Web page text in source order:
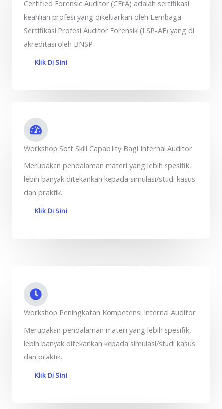
Certified Forensic Auditor (CFrA) adalah sertifikasi
keahlian profesi yang dikeluarkan oleh Lembaga
Sertifikasi Profesi Auditor Forensik (LSP-AF) yang di
akreditasi oleh BNSP
Klik Di Sini
Workshop Soft Skill Capability Bagi Internal Auditor
Merupakan pendalaman materi yang lebih spesifik,
lebih banyak ditekankan kepada simulasi/studi kasus
dan praktik.
Klik Di Sini
Workshop Peningkatan Kompetensi Internal Auditor
Merupakan pendalaman materi yang lebih spesifik,
lebih banyak ditekankan kepada simulasi/studi kasus
dan praktik.
Klik Di Sini